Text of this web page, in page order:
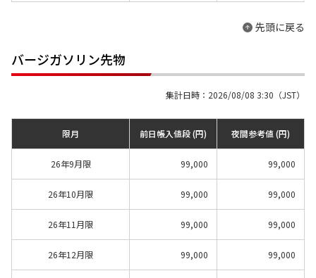
先頭に戻る
バージガソリン先物
集計日時：2026/08/08 3:30（JST）
限月 前日帳入値段 (円) 夜間参考値 (円)
26年9月限 99,000 99,000
26年10月限 99,000 99,000
26年11月限 99,000 99,000
26年12月限 99,000 99,000